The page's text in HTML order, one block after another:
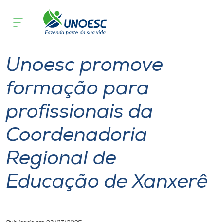
Cursos
Pesquisa
Atendimento ao Estudante
Portal de Ensino
Unoesc
Comunidade
Unoesc promove
formação para
profissionais da
Coordenadoria
Regional de
Educação de Xanxerê